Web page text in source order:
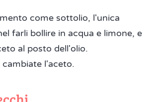
come sottolio, l'unica
farli bollire in acqua e limone, e
al posto dell'olio.
l'aceto.